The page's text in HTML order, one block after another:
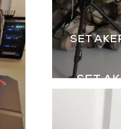
la
SET
SET
pour